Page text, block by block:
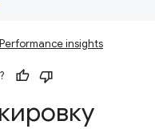
Performance insights